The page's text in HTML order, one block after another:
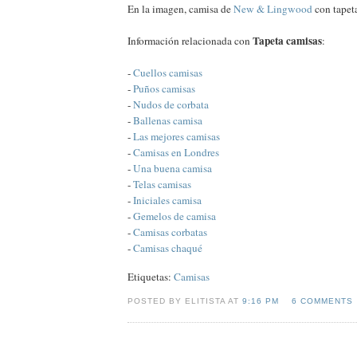
En la imagen, camisa deNew & Lingwoodcon
Información relacionada con Tapeta camisas:
-Cuellos camisas
-Puños camisas
-Nudos de corbata
-Ballenas camisa
-Las mejores camisas
-Camisas en Londres
-Una buena camisa
-Telas camisas
-Iniciales camisa
-Gemelos de camisa
-Camisas corbatas
-Camisas chaqué
Etiquetas: Camisas
POSTED BY ELITISTA AT9:16 PM 6 COMMENTS